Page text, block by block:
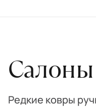
Редкие ковры